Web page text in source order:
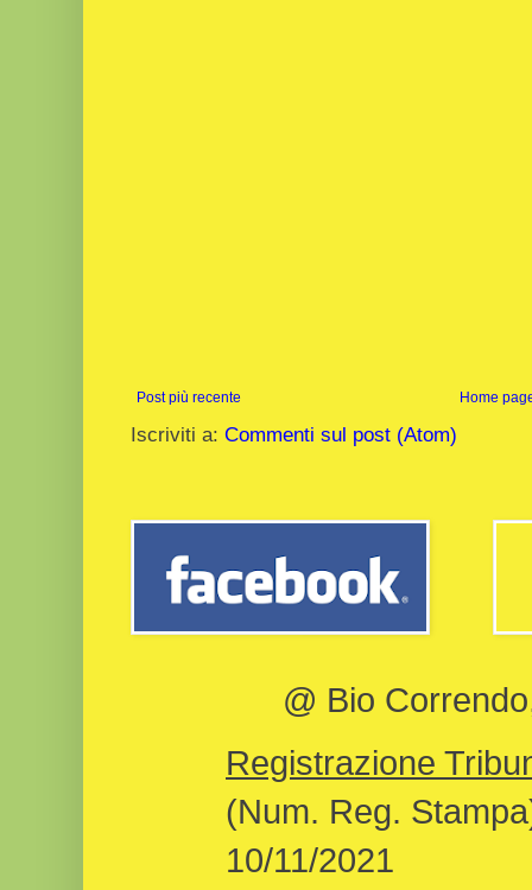
Post più recente Home
Iscriviti a: Commenti sul post (Atom)
@ Bio
Registrazione
(Num. Reg.
10/11/2021